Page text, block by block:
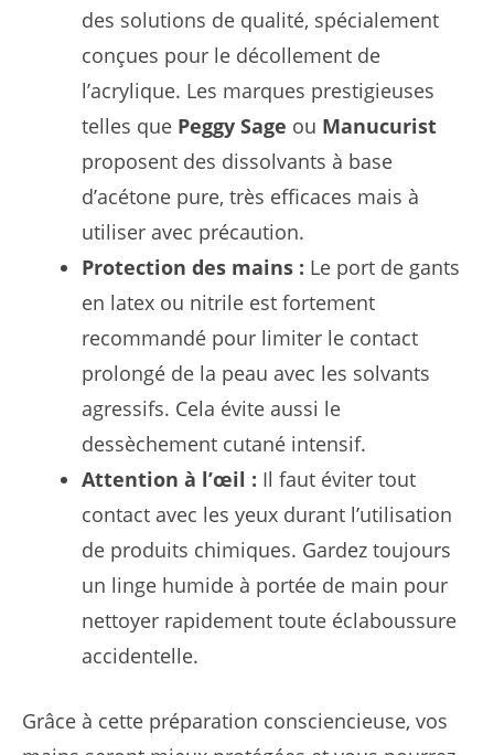
des solutions de qualité, spécialement
conçues pour le décollement de
l’acrylique. Les marques prestigieuses
telles que Peggy Sage ou Manucurist
proposent des dissolvants à base
d’acétone pure, très efficaces mais à
utiliser avec précaution.
Protection des mains : Le port de gants
en latex ou nitrile est fortement
recommandé pour limiter le contact
prolongé de la peau avec les solvants
agressifs. Cela évite aussi le
dessèchement cutané intensif.
Attention à l’œil : Il faut éviter tout
contact avec les yeux durant l’utilisation
de produits chimiques. Gardez toujours
un linge humide à portée de main pour
nettoyer rapidement toute éclaboussure
accidentelle.
Grâce à cette préparation consciencieuse, vos